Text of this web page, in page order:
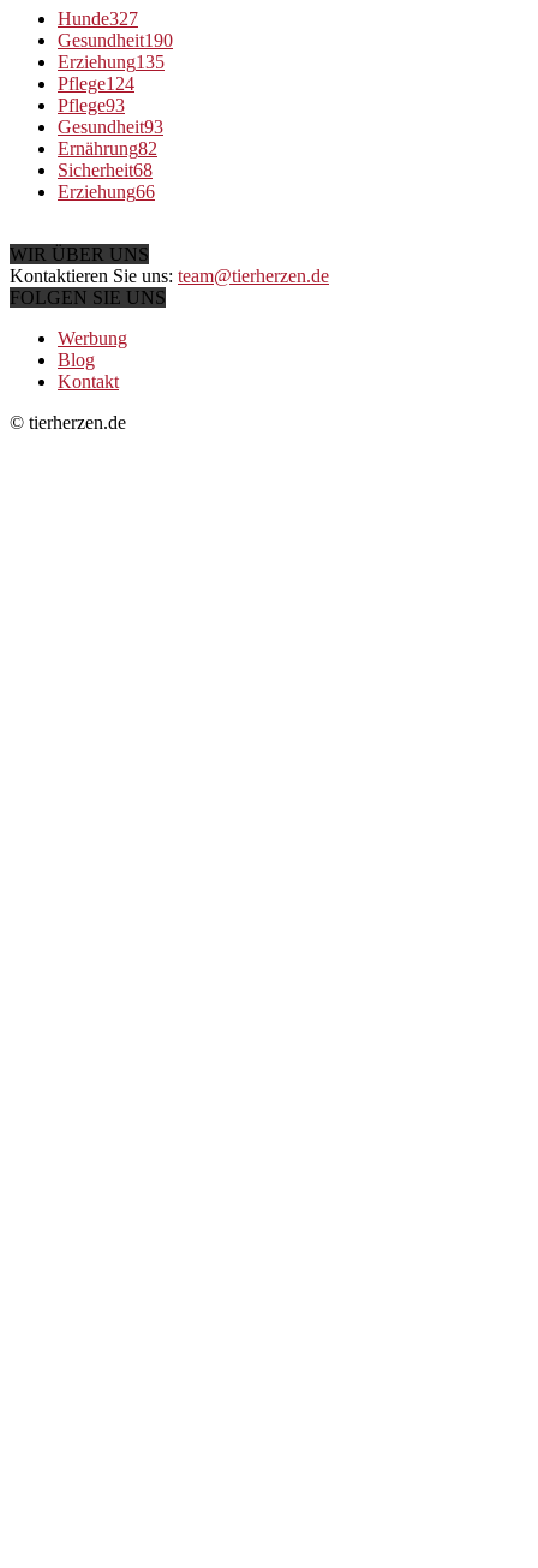
Hunde327
Gesundheit190
Erziehung135
Pflege124
Pflege93
Gesundheit93
Ernährung82
Sicherheit68
Erziehung66
WIR ÜBER UNS
Kontaktieren Sie uns: team@tierherzen.de
FOLGEN SIE UNS
Werbung
Blog
Kontakt
© tierherzen.de